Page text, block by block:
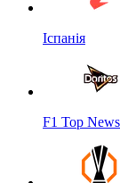
Іспанія
F1 Top News